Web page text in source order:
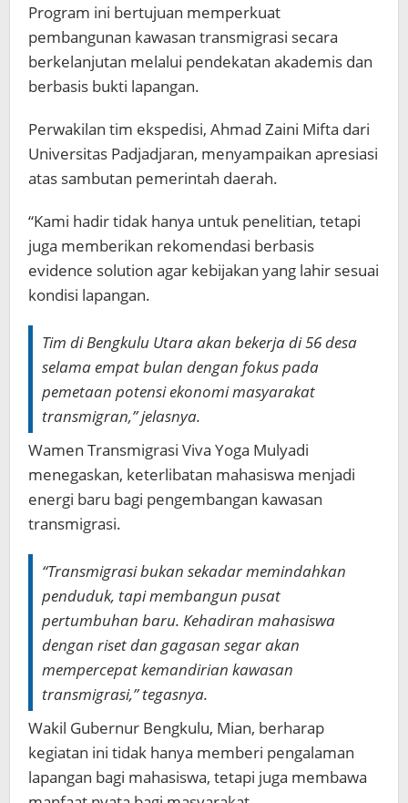
Program ini bertujuan memperkuat
pembangunan kawasan transmigrasi secara
berkelanjutan melalui pendekatan akademis dan
berbasis bukti lapangan.
Perwakilan tim ekspedisi, Ahmad Zaini Mifta dari
Universitas Padjadjaran, menyampaikan apresiasi
atas sambutan pemerintah daerah.
“Kami hadir tidak hanya untuk penelitian, tetapi
juga memberikan rekomendasi berbasis
evidence solution agar kebijakan yang lahir sesuai
kondisi lapangan.
Tim di Bengkulu Utara akan bekerja di 56 desa
selama empat bulan dengan fokus pada
pemetaan potensi ekonomi masyarakat
transmigran,” jelasnya.
Wamen Transmigrasi Viva Yoga Mulyadi
menegaskan, keterlibatan mahasiswa menjadi
energi baru bagi pengembangan kawasan
transmigrasi.
“Transmigrasi bukan sekadar memindahkan
penduduk, tapi membangun pusat
pertumbuhan baru. Kehadiran mahasiswa
dengan riset dan gagasan segar akan
mempercepat kemandirian kawasan
transmigrasi,” tegasnya.
Wakil Gubernur Bengkulu, Mian, berharap
kegiatan ini tidak hanya memberi pengalaman
lapangan bagi mahasiswa, tetapi juga membawa